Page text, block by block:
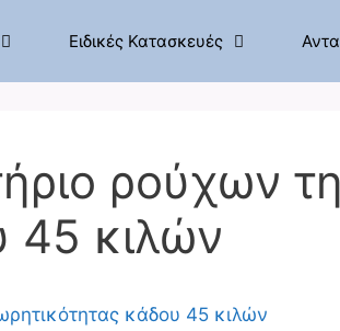
Ειδικές Κατασκευές
ρούχων
45 κιλών